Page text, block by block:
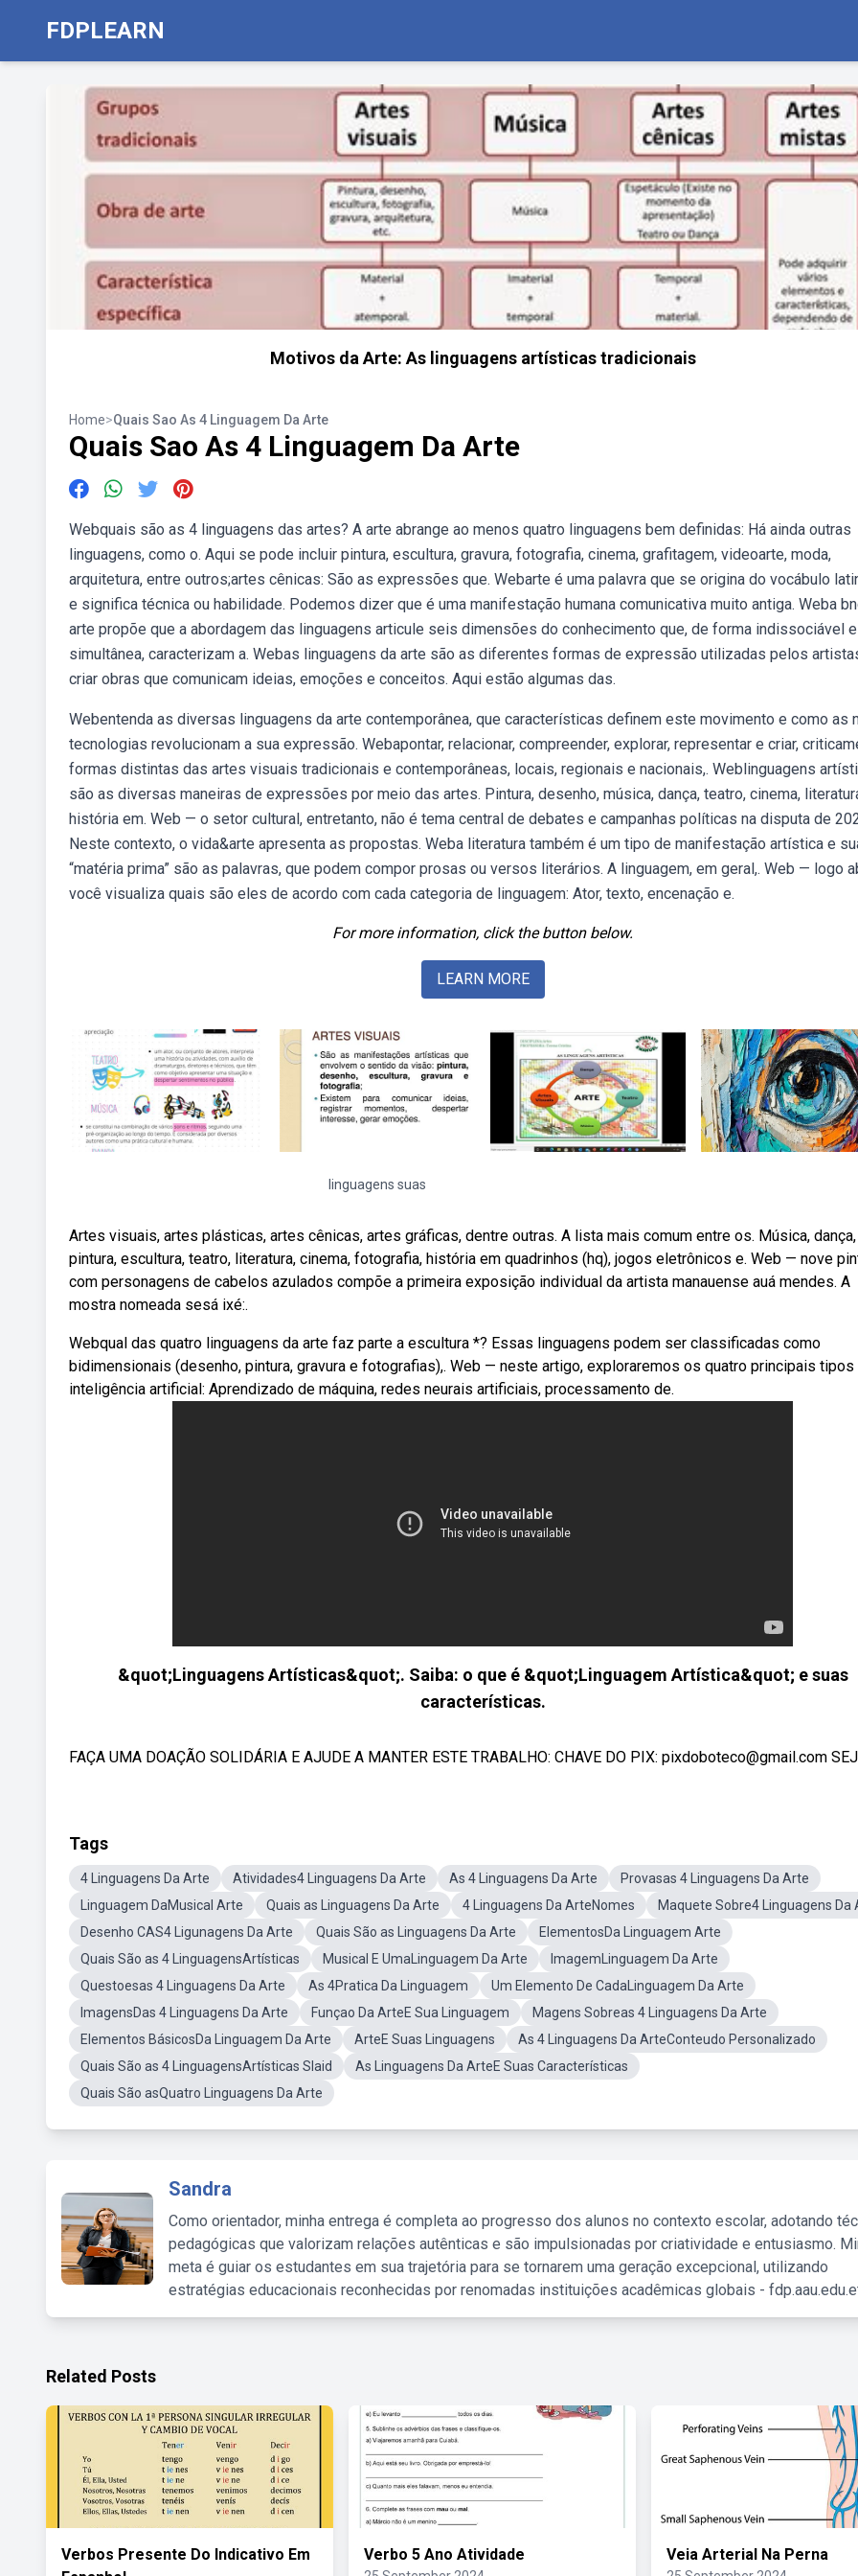
FDPLEARN
Motivos da Arte: As linguagens artísticas tradicionais
Home>Quais Sao As 4 Linguagem Da Arte
Quais Sao As 4 Linguagem Da Arte
Webquais são as 4 linguagens das artes? A arte abrange ao menos quatro linguagens bem definidas: Há ainda outras
linguagens, como o. Aqui se pode incluir pintura, escultura, gravura, fotografia, cinema, grafitagem, videoarte, moda,
arquitetura, entre outros;artes cênicas: São as expressões que. Webarte é uma palavra que se origina do vocábulo
e significa técnica ou habilidade. Podemos dizer que é uma manifestação humana comunicativa muito antiga. Weba
arte propõe que a abordagem das linguagens articule seis dimensões do conhecimento que, de forma indissociável e
simultânea, caracterizam a. Webas linguagens da arte são as diferentes formas de expressão utilizadas pelos
criar obras que comunicam ideias, emoções e conceitos. Aqui estão algumas das.
Webentenda as diversas linguagens da arte contemporânea, que características definem este movimento e como as
tecnologias revolucionam a sua expressão. Webapontar, relacionar, compreender, explorar, representar e criar,
formas distintas das artes visuais tradicionais e contemporâneas, locais, regionais e nacionais,. Weblinguagens
são as diversas maneiras de expressões por meio das artes. Pintura, desenho, música, dança, teatro, cinema,
história em. Web — o setor cultural, entretanto, não é tema central de debates e campanhas políticas na disputa de
Neste contexto, o vida&arte apresenta as propostas. Weba literatura também é um tipo de manifestação artística e
“matéria prima” são as palavras, que podem compor prosas ou versos literários. A linguagem, em geral,. Web — logo
você visualiza quais são eles de acordo com cada categoria de linguagem: Ator, texto, encenação e.
For more information, click the button below.
LEARN MORE
linguagens suas
Artes visuais, artes plásticas, artes cênicas, artes gráficas, dentre outras. A lista mais comum entre os. Música, dança,
pintura, escultura, teatro, literatura, cinema, fotografia, história em quadrinhos (hq), jogos eletrônicos e. Web — nove
com personagens de cabelos azulados compõe a primeira exposição individual da artista manauense auá mendes. A
mostra nomeada sesá ixé:.
Webqual das quatro linguagens da arte faz parte a escultura *? Essas linguagens podem ser classificadas como
bidimensionais (desenho, pintura, gravura e fotografias),. Web — neste artigo, exploraremos os quatro principais tipos
inteligência artificial: Aprendizado de máquina, redes neurais artificiais, processamento de.
&quot;Linguagens Artísticas&quot;. Saiba: o que é &quot;Linguagem Artística&quot; e suas
características.
FAÇA UMA DOAÇÃO SOLIDÁRIA E AJUDE A MANTER ESTE TRABALHO: CHAVE DO PIX: pixdoboteco@gmail.com
Tags
4 Linguagens Da Arte Atividades4 Linguagens Da Arte As 4 Linguagens Da Arte
Provasas 4 Linguagens Da Arte
Linguagem DaMusical Arte
Quais as Linguagens Da Arte 4 Linguagens Da ArteNomes
Maquete Sobre4 Linguagens Da
Desenho CAS4 Ligunagens Da Arte
Quais São as Linguagens Da Arte
ElementosDa Linguagem Arte
Quais São as 4 LinguagensArtísticas
Musical E UmaLinguagem Da Arte
ImagemLinguagem Da Arte
Questoesas 4 Linguagens Da Arte
As 4Pratica Da Linguagem
Um Elemento De CadaLinguagem Da Arte
ImagensDas 4 Linguagens Da Arte
Funçao Da ArteE Sua Linguagem
Magens Sobreas 4 Linguagens Da Arte
Elementos BásicosDa Linguagem Da Arte
ArteE Suas Linguagens
As 4 Linguagens Da ArteConteudo Personalizado
Quais São as 4 LinguagensArtísticas Slaid
As Linguagens Da ArteE Suas Características
Quais São asQuatro Linguagens Da Arte
Sandra
Como orientador, minha entrega é completa ao progresso dos alunos no contexto escolar, adotando
pedagógicas que valorizam relações autênticas e são impulsionadas por criatividade e entusiasmo.
meta é guiar os estudantes em sua trajetória para se tornarem uma geração excepcional, utilizando
estratégias educacionais reconhecidas por renomadas instituições acadêmicas globais -
Related Posts
Verbos Presente Do Indicativo Em
Verbo 5 Ano Atividade Veia Arterial Na Perna